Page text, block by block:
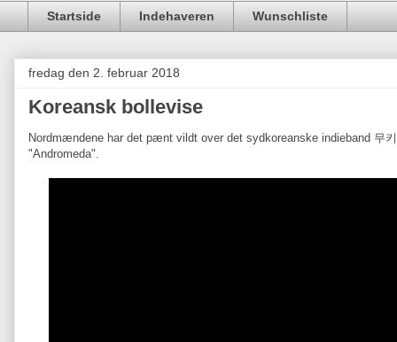
Startside Indehaveren Wunschliste
fredag den 2. februar 2018
Koreansk bollevise
Nordmændene har det pænt vildt over det sydkoreanske indieband 무
"Andromeda".